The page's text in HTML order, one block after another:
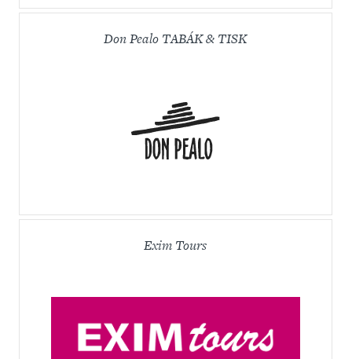
Don Pealo TABÁK & TISK
Exim Tours